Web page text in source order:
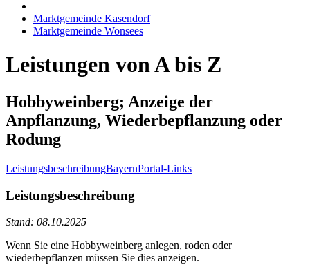
Marktgemeinde Kasendorf
Marktgemeinde Wonsees
Leistungen von A bis Z
Hobbyweinberg; Anzeige der
Anpflanzung, Wiederbepflanzung oder
Rodung
LeistungsbeschreibungBayernPortal-Links
Leistungsbeschreibung
Stand: 08.10.2025
Wenn Sie eine Hobbyweinberg anlegen, roden oder
wiederbepflanzen müssen Sie dies anzeigen.